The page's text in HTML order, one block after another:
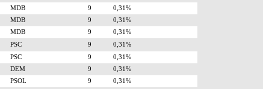
MDB 9
0,31%
MDB 9
0,31%
MDB 9
0,31%
PSC 9
0,31%
PSC 9
0,31%
DEM 9
0,31%
PSOL 9
0,31%